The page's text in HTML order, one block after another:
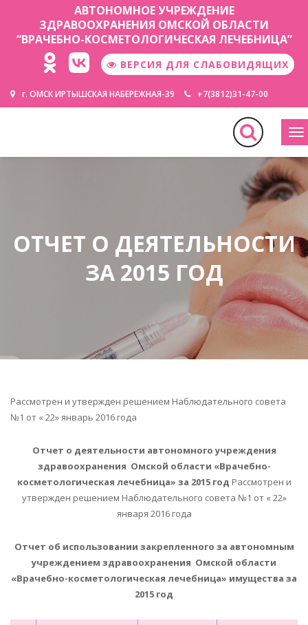
АВТОНОМНОЕ УЧРЕЖДЕНИЕ
ЗДРАВООХРАНЕНИЯ ОМСКОЙ ОБЛАСТИ
“ВРАЧЕБНО-КОСМЕТОЛОГИЧЕСКАЯ ЛЕЧЕБНИЦА”
ВЕРСИЯ ДЛЯ СЛАБОВИДЯЩИХ
г. ОМСК ИРТЫШСКАЯ НАБЕРЕЖНАЯ-39 +7(3812)31-47-00
ОТЧЕТ О ДЕЯТЕЛЬНОСТИ
ЗА 2015 ГОД
Рассмотрен и утвержден решением Наблюдательного совета
№1 от « 22» январь 2016 года
Отчет о деятельности автономного учреждения
здравоохранения Омской области «Врачебно-
косметологическая лечебница» за 2015 год Рассмотрен и
утвержден решением Наблюдательного совета №1 от « 22»
января 2016 года
Отчет об использовании закрепленного за автономным
учреждением здравоохранения Омской области
«Врачебно-косметологическая лечебница» имущества за
2015 год